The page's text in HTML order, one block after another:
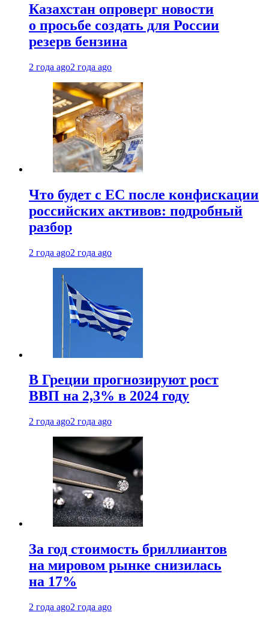
Казахстан опроверг новости
о просьбе создать для России
резерв бензина
2 года ago2 года ago
Что будет с ЕС после конфискации
российских активов: подробный
разбор
2 года ago2 года ago
В Греции прогнозируют рост
ВВП на 2,3% в 2024 году
2 года ago2 года ago
За год стоимость бриллиантов
на мировом рынке снизилась
на 17%
2 года ago2 года ago